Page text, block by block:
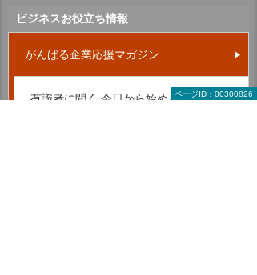
ページID：00300826
ビジネスお役立ち情報
がんばる企業応援マガジン
有識者に聞く 今日から始める経営改革